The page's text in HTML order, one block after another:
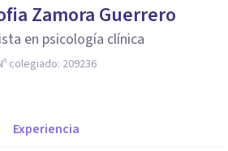
Zamora Guerrero
en psicología clínica
colegiado: 209236
Experiencia